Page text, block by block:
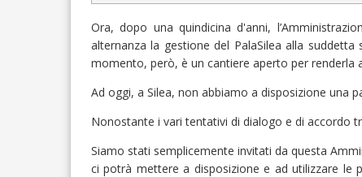
Ora, dopo una quindicina d'anni,
alternanza la gestione del PalaSilea alla
momento, però, è un cantiere aperto per renderla
Ad oggi, a Silea, non abbiamo a disposizione una
Nonostante i vari tentativi di dialogo e di accordo
Siamo stati semplicemente invitati da questa
ci potrà mettere a disposizione e ad utilizzare le